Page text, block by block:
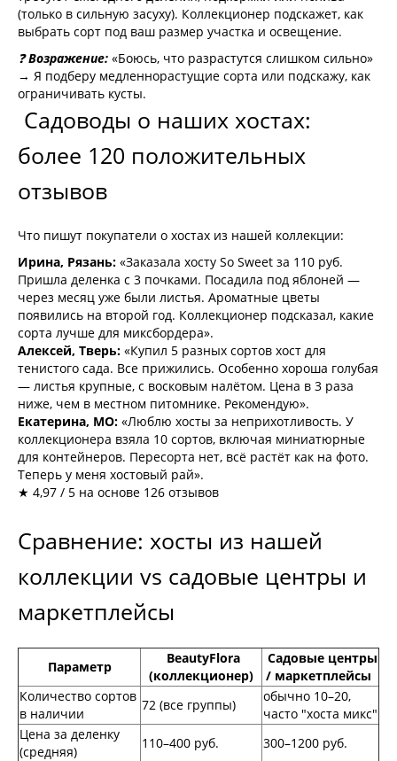
(только в сильную засуху). Коллекционер подскажет, как
выбрать сорт под ваш размер участка и освещение.
❓Возражение: «Боюсь, что разрастутся слишком сильно»
→ Я подберу медленнорастущие сорта или подскажу, как
ограничивать кусты.
Садоводы о наших хостах:
более 120 положительных
отзывов
Что пишут покупатели о хостах из нашей коллекции:
Ирина, Рязань: «Заказала хосту So Sweet за 110 руб.
Пришла деленка с 3 почками. Посадила под яблоней —
через месяц уже были листья. Ароматные цветы
появились на второй год. Коллекционер подсказал, какие
сорта лучше для миксбордера».
Алексей, Тверь: «Купил 5 разных сортов хост для
тенистого сада. Все прижились. Особенно хороша голубая
— листья крупные, с восковым налётом. Цена в 3 раза
ниже, чем в местном питомнике. Рекомендую».
Екатерина, МО: «Люблю хосты за неприхотливость. У
коллекционера взяла 10 сортов, включая миниатюрные
для контейнеров. Пересорта нет, всё растёт как на фото.
Теперь у меня хостовый рай».
★ 4,97 / 5 на основе 126 отзывов
Сравнение: хосты из нашей
коллекции vs садовые центры и
маркетплейсы
Параметр
BeautyFlora
(коллекционер)
Садовые центры
/ маркетплейсы
Количество сортов
в наличии
72 (все группы)
обычно 10–20,
часто "хоста микс"
Цена за деленку
(средняя)
110–400 руб. 300–1200 руб.